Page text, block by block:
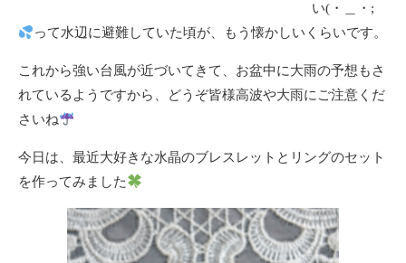
い(・＿・;
って水辺に避難していた頃が、もう懐かしいくらいです。
これから強い台風が近づいてきて、お盆中に大雨の予想もさ
れているようですから、どうぞ皆様高波や大雨にご注意くだ
さいね
今日は、最近大好きな水晶のブレスレットとリングのセット
を作ってみました